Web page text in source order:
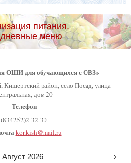
питания.
меню
ОШИ для обучающихся с ОВЗ»
Кишертский район, село Посад, улица
дом 20
Телефон
(834252)2-32-30
kor.kish@mail.ru
Август 2026 ›